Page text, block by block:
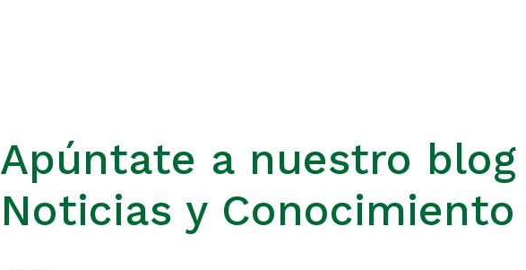
Apúntate a nuestro
Noticias y Conocimiento